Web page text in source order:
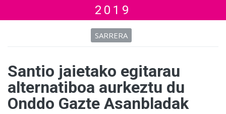
2019
SARRERA
Santio jaietako egitarau
alternatiboa aurkeztu du
Onddo Gazte Asanbladak